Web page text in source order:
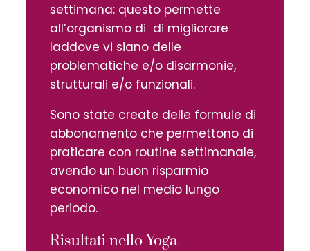
settimana: questo permette
all’organismo di di migliorare
laddove vi siano delle
problematiche e/o disarmonie,
strutturali e/o funzionali.
Sono state create delle formule di
abbonamento che permettono di
praticare con routine settimanale,
avendo un buon risparmio
economico nel medio lungo
periodo.
Risultati nello Yoga